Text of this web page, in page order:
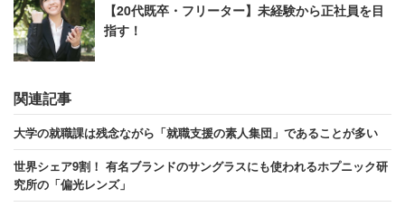
【20代既卒・フリーター】未経験から正社員を目
指す！
関連記事
大学の就職課は残念ながら「就職支援の素人集団」であることが多い
世界シェア9割！ 有名ブランドのサングラスにも使われるホプニック研
究所の「偏光レンズ」